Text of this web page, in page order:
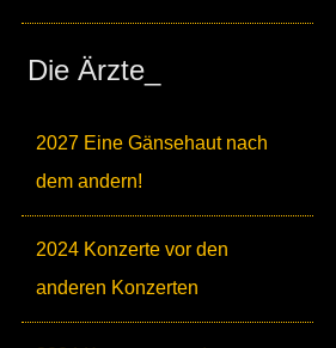
Die Ärzte_
2027 Eine Gänsehaut nach
dem andern!
2024 Konzerte vor den
anderen Konzerten